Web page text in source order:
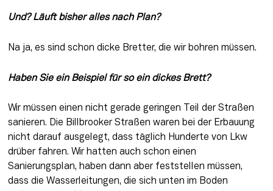
Und? Läuft bisher alles nach Plan?
Na ja, es sind schon dicke Bretter, die wir bohren müssen.
Haben Sie ein Beispiel für so ein dickes Brett?
Wir müssen einen nicht gerade geringen Teil der Straßen
sanieren. Die Billbrooker Straßen waren bei der Erbauung
nicht darauf ausgelegt, dass täglich Hunderte von Lkw
drüber fahren. Wir hatten auch schon einen
Sanierungsplan, haben dann aber feststellen müssen,
dass die Wasserleitungen, die sich unten im Boden